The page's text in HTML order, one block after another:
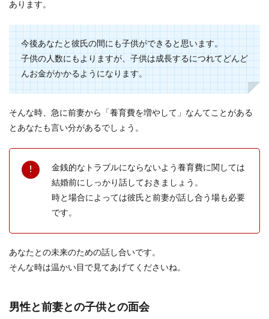
あります。
今後あなたと彼氏の間にも子供ができると思います。
子供の人数にもよりますが、子供は成長するにつれてどんど
んお金がかかるようになります。
そんな時、急に前妻から「養育費を増やして」なんてことがある
とあなたも言い分があるでしょう。
金銭的なトラブルにならないよう養育費に関しては
結婚前にしっかり話しておきましょう。
時と場合によっては彼氏と前妻が話し合う場も必要
です。
あなたとの未来のための話し合いです。
そんな時は温かい目で見てあげてくださいね。
男性と前妻との子供との面会